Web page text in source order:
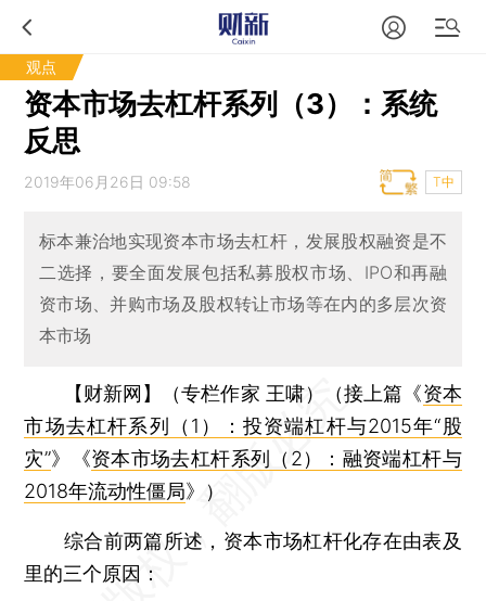
观点
资本市场去杠杆系列（3）：系统
反思
2019年06月26日 09:58 T中
标本兼治地实现资本市场去杠杆，发展股权融资是不
二选择，要全面发展包括私募股权市场、IPO和再融
资市场、并购市场及股权转让市场等在内的多层次资
本市场
【财新网】（专栏作家 王啸） （接上篇《资本
市场去杠杆系列（1）：投资端杠杆与2015年“股
灾”》《资本市场去杠杆系列（2）：融资端杠杆与
2018年流动性僵局》）
综合前两篇所述，资本市场杠杆化存在由表及
里的三个原因：